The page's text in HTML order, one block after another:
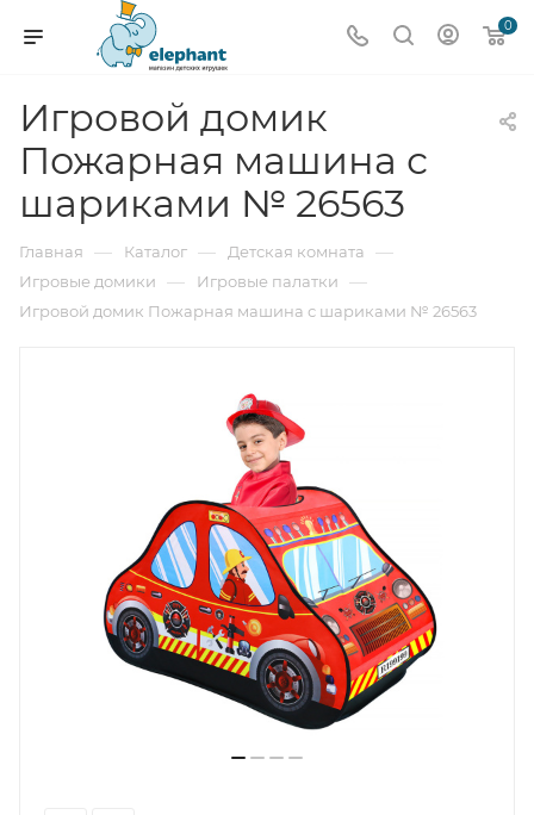
0
Игровой домик
Пожарная машина с
шариками № 26563
Главная — Каталог — Детская комната —
Игровые домики — Игровые палатки —
Игровой домик Пожарная машина с шариками № 26563